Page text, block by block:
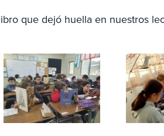
que dejó huella en nuestros